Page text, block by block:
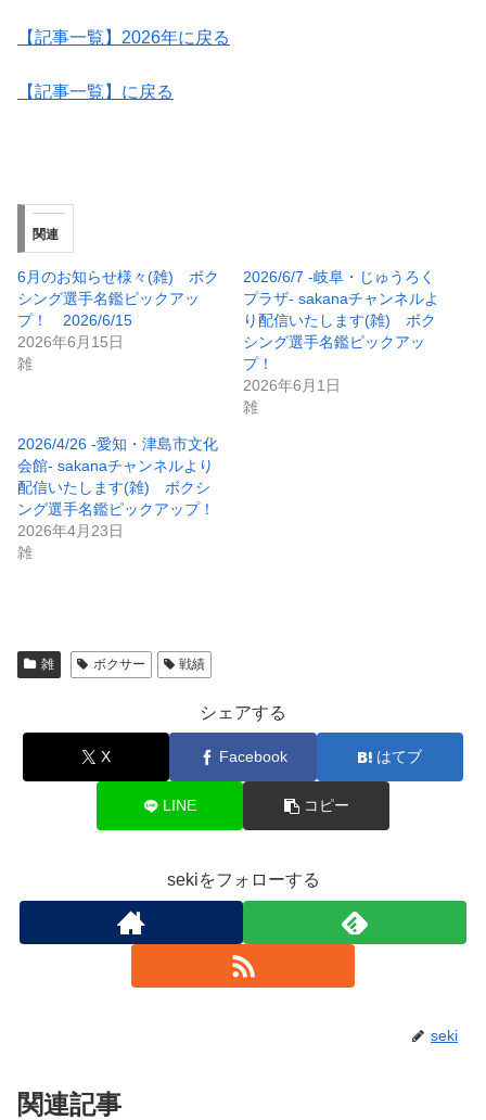
【記事一覧】2026年に戻る
【記事一覧】に戻る
関連
6月のお知らせ様々(雑) ボク
シング選手名鑑ピックアッ
プ！ 2026/6/15
2026年6月15日
雑
2026/6/7 -岐阜・じゅうろく
プラザ- sakanaチャンネルよ
り配信いたします(雑) ボク
シング選手名鑑ピックアッ
プ！
2026年6月1日
雑
2026/4/26 -愛知・津島市文化
会館- sakanaチャンネルより
配信いたします(雑) ボクシ
ング選手名鑑ピックアップ！
2026年4月23日
雑
雑 ボクサー 戦績
シェアする
X Facebook はてブ
LINE コピー
sekiをフォローする
seki
関連記事